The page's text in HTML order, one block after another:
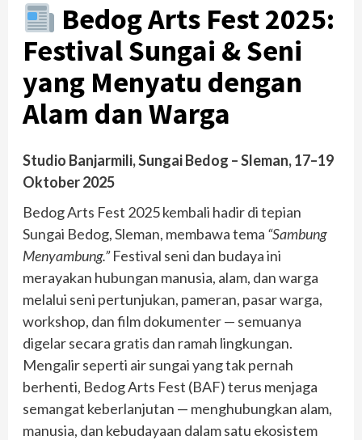
Bedog Arts Fest 2025:
Festival Sungai & Seni
yang Menyatu dengan
Alam dan Warga
Studio Banjarmili, Sungai Bedog – Sleman, 17–19
Oktober 2025
Bedog Arts Fest 2025 kembali hadir di tepian
Sungai Bedog, Sleman, membawa tema “Sambung
Menyambung.”Festival seni dan budaya ini
merayakan hubungan manusia, alam, dan warga
melalui seni pertunjukan, pameran, pasar warga,
workshop, dan film dokumenter — semuanya
digelar secara gratis dan ramah lingkungan.
Mengalir seperti air sungai yang tak pernah
berhenti, Bedog Arts Fest (BAF) terus menjaga
semangat keberlanjutan — menghubungkan alam,
manusia, dan kebudayaan dalam satu ekosistem